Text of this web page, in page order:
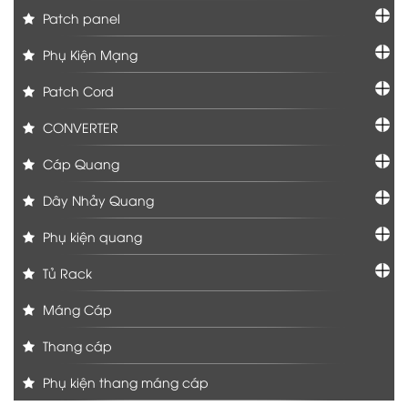
Patch panel
Phụ Kiện Mạng
Patch Cord
CONVERTER
Cáp Quang
Dây Nhảy Quang
Phụ kiện quang
Tủ Rack
Máng Cáp
Thang cáp
Phụ kiện thang máng cáp